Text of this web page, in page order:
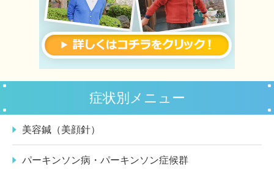
症状別メニュー
美容鍼（美顔針）
パーキンソン病・パーキンソン症候群